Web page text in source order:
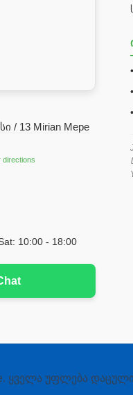
/ 13 Mirian Mepe
10:00 - 18:00
ყველა უფლება